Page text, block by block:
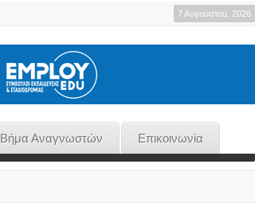
7 Αυγούστου, 2026
Βήμα Αναγνωστών Επικοινωνία